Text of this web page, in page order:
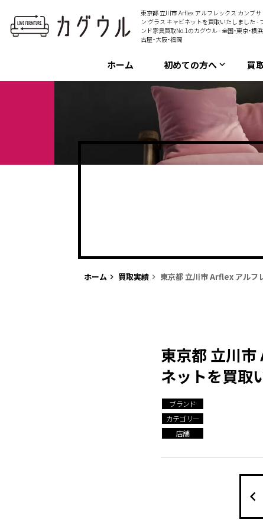
東京都 立川市 Arflex アルフレックス カンブサ
ン グラス キャビネットを買取いたしました -
ンド家具買取No.1のカグウル - 全国・東京・横浜
古屋・大阪・福岡
ホーム 初めての方へ keyboard_arrow_down 買
ホーム keyboard_arrow_right 買取実績 keyboard_arrow_right 東京都 立川市 Arflex アルフ
東京都 立川
ネットを買取
ブランド
カテゴリー
店舗
keyboard_arrow_left